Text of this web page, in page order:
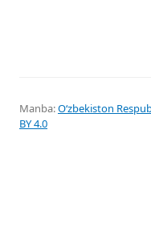
Manba:Oʻzbekiston
BY 4.0